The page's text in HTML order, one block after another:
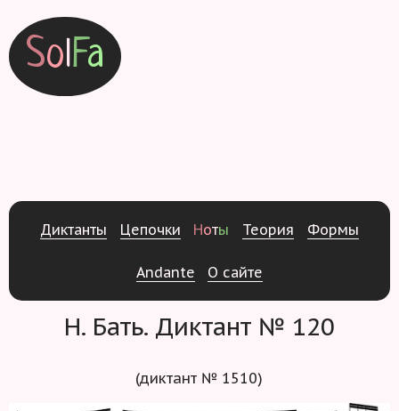
SolFa
Диктанты Цепочки Ноты Теория Формы
Andante О сайте
Н. Бать. Диктант № 120
(диктант № 1510)